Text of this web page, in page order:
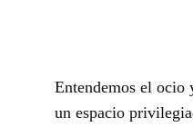
Entendemos el
un espacio